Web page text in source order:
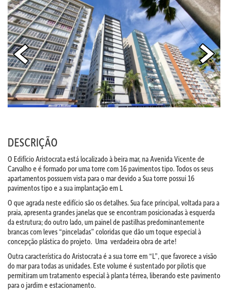
DESCRIÇÃO
O Edifício Aristocrata está localizado à beira mar, na Avenida Vicente de
Carvalho e é formado por uma torre com 16 pavimentos tipo. Todos os seus
apartamentos possuem vista para o mar devido a Sua torre possui 16
pavimentos tipo e a sua implantação em L
O que agrada neste edifício são os detalhes.Sua face principal, voltada para a
praia, apresenta grandes janelas que se encontram posicionadas à esquerda
da estrutura; do outro lado, um painel de pastilhas predominantemente
brancas com leves “pinceladas” coloridas que dão um toque especial à
concepçãoplástica do projeto. Uma verdadeira obra de arte!
Outra característica do Aristocrata é a sua torre em “L”, que favorece a visão
do mar para todas as unidades. Este volume é sustentado por pilotis que
permitiram um tratamento especial à planta térrea, liberando este pavimento
para o jardim e estacionamento.